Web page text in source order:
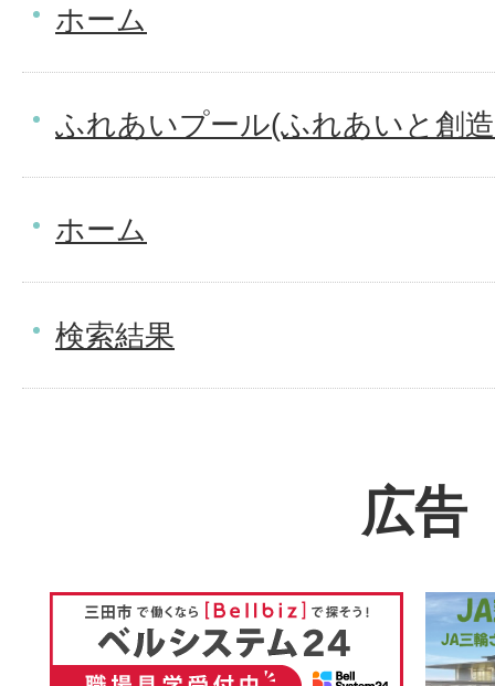
ホーム
ふれあいプール(ふれあいと創
ホーム
検索結果
広告